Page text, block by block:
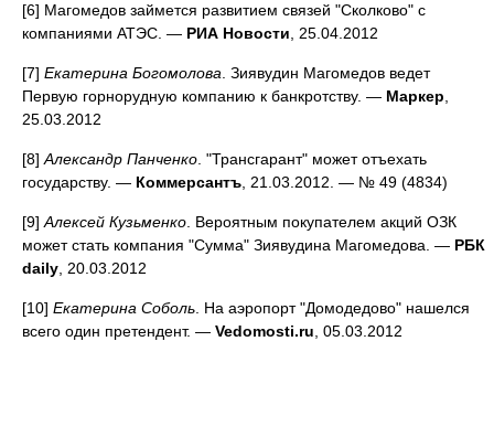
[6] Магомедов займется развитием связей "Сколково" с
компаниями АТЭС. — РИА Новости , 25.04.2012
[7] Екатерина Богомолова . Зиявудин Магомедов ведет
Первую горнорудную компанию к банкротству. — Маркер
25.03.2012
[8] Александр Панченко . "Трансгарант" может отъехать
государству. — Коммерсантъ , 21.03.2012. — № 49 (4834)
[9] Алексей Кузьменко . Вероятным покупателем акций ОЗК
может стать компания "Сумма" Зиявудина Магомедова. — РБК
daily , 20.03.2012
[10] Екатерина Соболь . На аэропорт "Домодедово" нашелся
всего один претендент. — Vedomosti.ru , 05.03.2012